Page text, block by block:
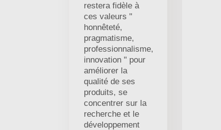
restera fidèle à
ces valeurs "
honnêteté,
pragmatisme,
professionnalisme,
innovation " pour
améliorer la
qualité de ses
produits, se
concentrer sur la
recherche et le
développement